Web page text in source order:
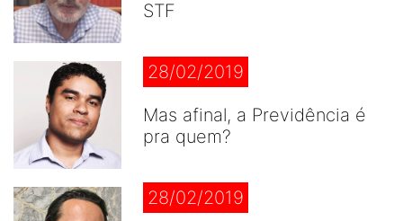
STF
28/02/2019
Mas afinal, a Previdência é
pra quem?
28/02/2019